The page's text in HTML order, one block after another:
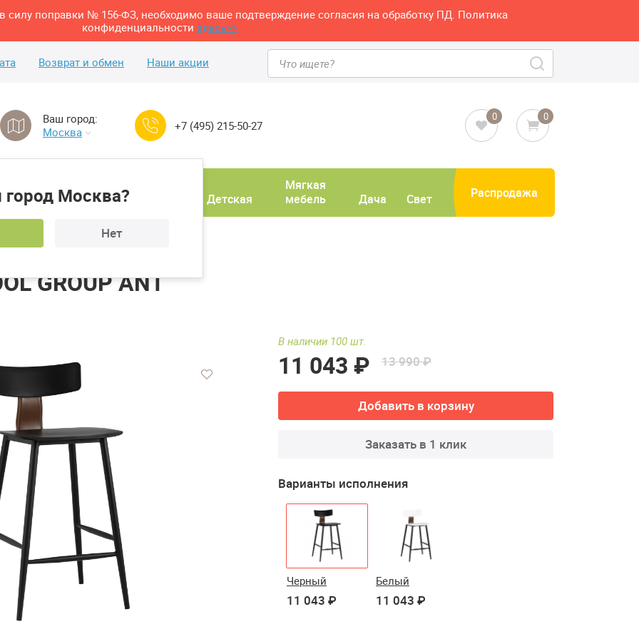
силу поправки № 156-ФЗ, необходимо ваше подтверждение согласия на обработку ПД. Политика
конфиденциальности здесь>>
Возврат и обмен Наши акции
Ваш город:
Москва
Москва?
Нет
+7 (495) 215-50-27
0 0
кабинет
Детская
Мягкая
мебель
Дача Свет Распродажа
полубарный STOOL GROUP ANT
GROUP ANT
В наличии 100 шт.
11 043 ₽ 13 990 ₽
Добавить в корзину
Заказать в 1 клик
Варианты исполнения
Черный
11 043 ₽
Белый
11 043 ₽